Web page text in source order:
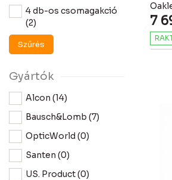
4 db-os csomagakció
(2)
Szűrés
Gyártók
Alcon (14)
Bausch&Lomb (7)
OpticWorld (0)
Santen (0)
US. Product (0)
7